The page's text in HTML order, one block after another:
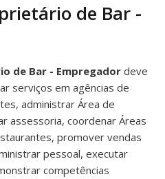
de Bar -
de Bar - Empregadordeve
serviços em agências de
administrar Área de
assessoria, coordenar Áreas
promover vendas
pessoal, executar
competências